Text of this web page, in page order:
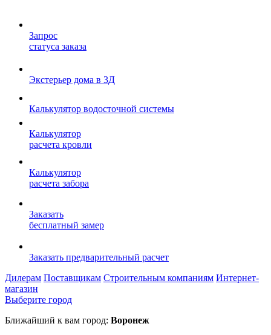
Запрос
статуса заказа
Экстерьер дома в 3Д
Калькулятор водосточной системы
Калькулятор
расчета кровли
Калькулятор
расчета забора
Заказать
бесплатный замер
Заказать предварительный расчет
Дилерам Поставщикам Строительным компаниям Интернет-
магазин
Выберите город
Ближайший к вам город: Воронеж